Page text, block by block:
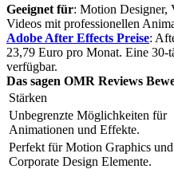
Geeignet für: Motion Designer,
Videos mit professionellen
Adobe After Effects Preise:
23,79 Euro pro Monat. Eine 30-
verfügbar.
Das sagen OMR Reviews
Stärken
Unbegrenzte Möglichkeiten für
Animationen und Effekte.
Perfekt für Motion Graphics und
Corporate Design Elemente.